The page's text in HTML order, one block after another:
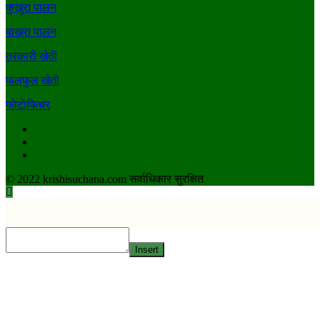
कुखुरा पालन
बाख्रा पालन
तरकारी खेती
फलफुल खेती
फाेटाेफिचर
© 2022 krishisuchana.com सर्वाधिकार सुरक्षित
Insert